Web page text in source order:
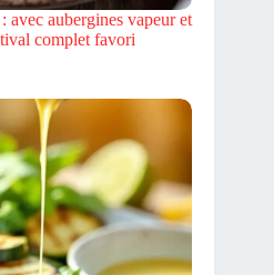
avec aubergines vapeur et
complet favori